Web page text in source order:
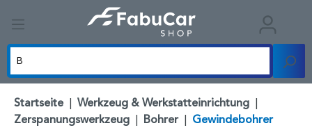
Startseite | Werkzeug & Werkstatteinrichtung |
Zerspanungswerkzeug | Bohrer | Gewindebohrer